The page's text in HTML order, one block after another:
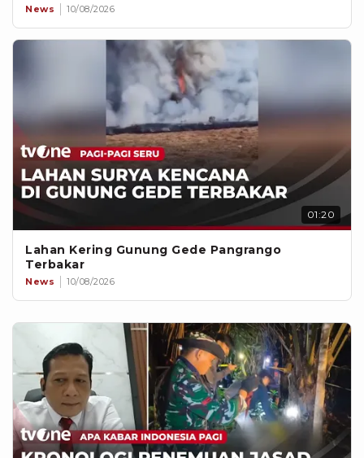
News 10/08/2026
01:20
Lahan Kering Gunung Gede Pangrango
Terbakar
News 10/08/2026